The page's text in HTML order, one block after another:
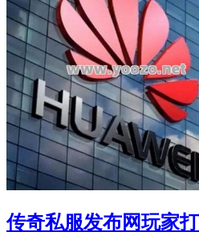
传奇私服发布网玩家